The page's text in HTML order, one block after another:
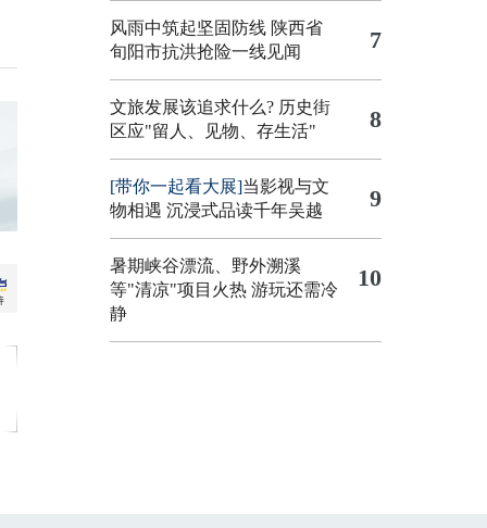
风雨中筑起坚固防线 陕西省
旬阳市抗洪抢险一线见闻
7
文旅发展该追求什么? 历史街
区应"留人、见物、存生活"
8
[带你一起看大展]当影视与文
物相遇 沉浸式品读千年吴越
9
暑期峡谷漂流、野外溯溪
等"清凉"项目火热 游玩还需冷
静
10